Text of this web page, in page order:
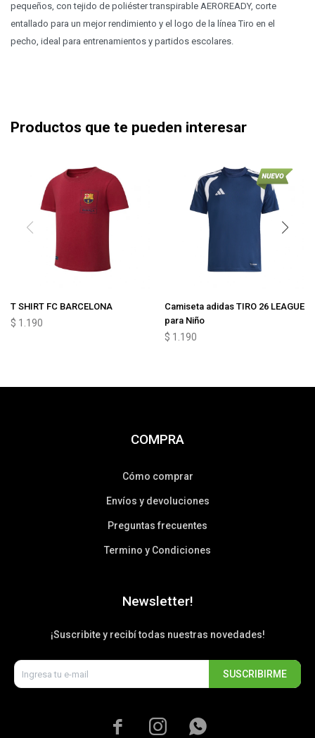
pequeños, con tejido de poliéster transpirable AEROREADY, corte
entallado para un mejor rendimiento y el logo de la línea Tiro en el
pecho, ideal para entrenamientos y partidos escolares.
Productos que te pueden interesar
T SHIRT FC BARCELONA
$ 1.190
Camiseta adidas TIRO 26 LEAGUE
para Niño
$ 1.190
COMPRA
Cómo comprar
Envíos y devoluciones
Preguntas frecuentes
Termino y Condiciones
Newsletter!
¡Suscribite y recibí todas nuestras novedades!
SUSCRIBIRME
  